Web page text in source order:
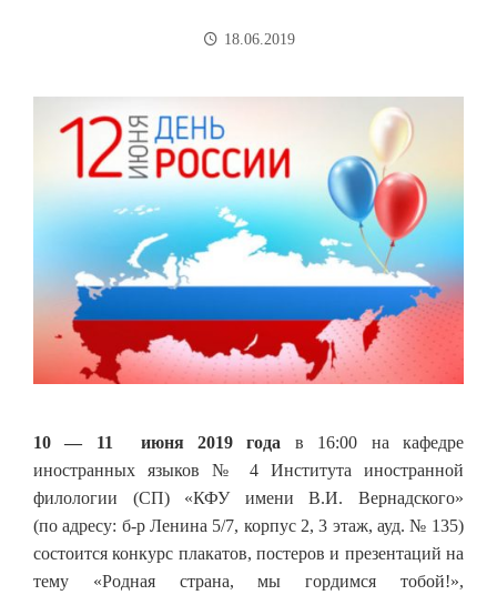
18.06.2019
10 — 11 июня 2019 года в 16:00 на кафедре
иностранных языков № 4 Института иностранной
филологии (СП) «КФУ имени В.И. Вернадского»
(по адресу: б-р Ленина 5/7, корпус 2, 3 этаж, ауд. № 135)
состоится конкурс плакатов, постеров и презентаций на
тему «Родная страна, мы гордимся тобой!»,